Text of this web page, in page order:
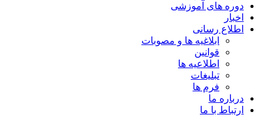
دوره های آموزشی
اخبار
اطلاع رسانی
ابلاغیه ها و مصوبات
قوانین
اطلاعیه ها
تبلیغات
فرم ها
درباره ما
ارتباط با ما